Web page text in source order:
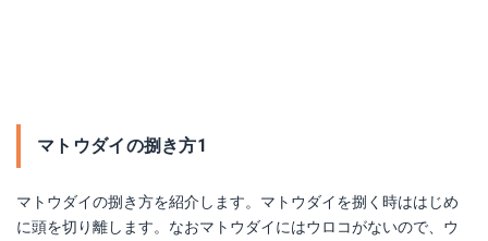
マトウダイの捌き方1
マトウダイの捌き方を紹介します。マトウダイを捌く時ははじめ
に頭を切り離します。なおマトウダイにはウロコがないので、ウ